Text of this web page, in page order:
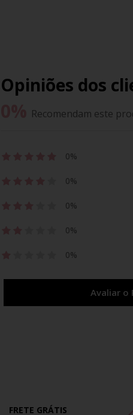
Opiniões dos
Recomendam este
0%
0%
0%
0%
0%
Avaliar o
FRETE GRÁTIS